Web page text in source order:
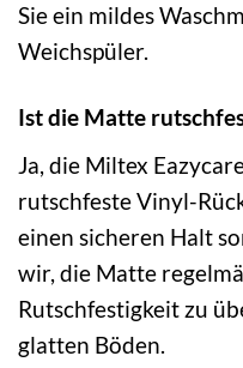
Sie ein mildes
Weichspüler.
Ist die Matte
Ja, die Miltex
rutschfeste Vinyl-
einen sicheren Halt
wir, die Matte
Rutschfestigkeit zu
glatten Böden.